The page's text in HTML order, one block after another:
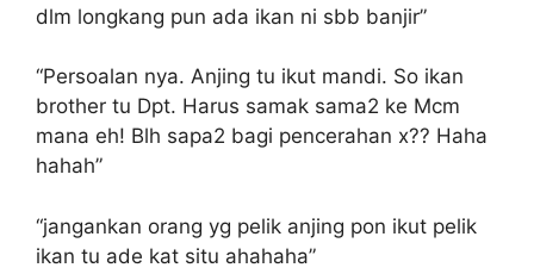
dlm longkang pun ada ikan ni sbb banjir”
“Persoalan nya. Anjing tu ikut mandi. So ikan
brother tu Dpt. Harus samak sama2 ke Mcm
mana eh! Blh sapa2 bagi pencerahan x?? Haha
hahah”
“jangankan orang yg pelik anjing pon ikut pelik
ikan tu ade kat situ ahahaha”